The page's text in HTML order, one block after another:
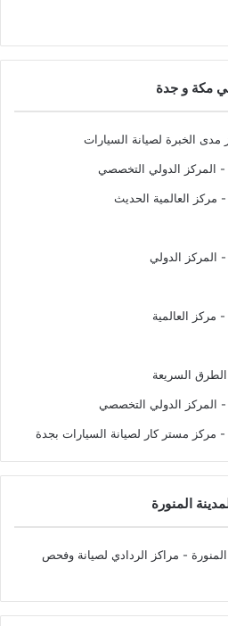
مكة و جدة
مدى الخبرة لصيانة السيارات
- المركز الدولي التخصصي
- مركز العالمية الحديث
- المركز الدولي
- مركز العالمية
السريعة
- المركز الدولي التخصصي
- مركز مستر كار لصيانة السيارات بجدة
المنورة
- مراكز الردادي لصيانة وفحص